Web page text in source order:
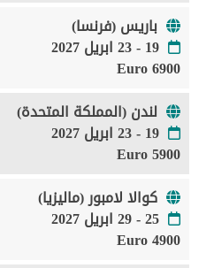
باريس (فرنسا)
19 - 23 ابريل 2027
6900 Euro
لندن (المملكة المتحدة)
19 - 23 ابريل 2027
5900 Euro
كوالا لامبور (ماليزيا)
25 - 29 ابريل 2027
4900 Euro